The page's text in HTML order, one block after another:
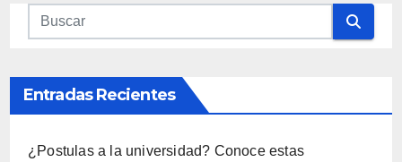
Entradas Recientes
¿Postulas a la universidad? Conoce estas